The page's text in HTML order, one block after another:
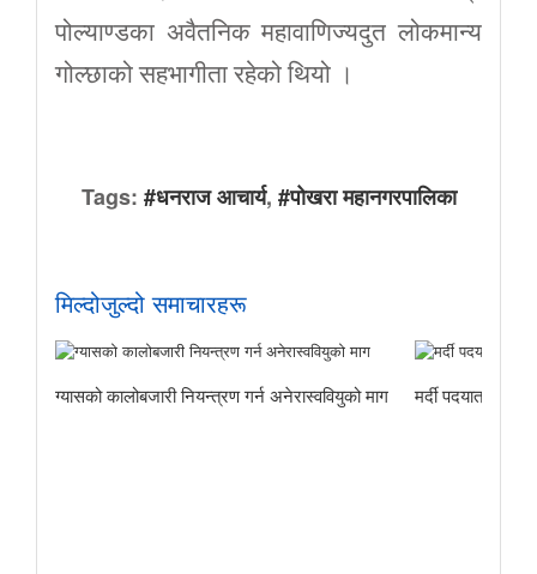
पोल्याण्डका अवैतनिक महावाणिज्यदुत लोकमान्य
गोल्छाको सहभागीता रहेको थियो ।
Tags: #धनराज आचार्य, #पोखरा महानगरपालिका
मिल्दोजुल्दो समाचारहरू
ग्यासको कालोबजारी नियन्त्रण गर्न अनेरास्ववियुको माग मर्दी